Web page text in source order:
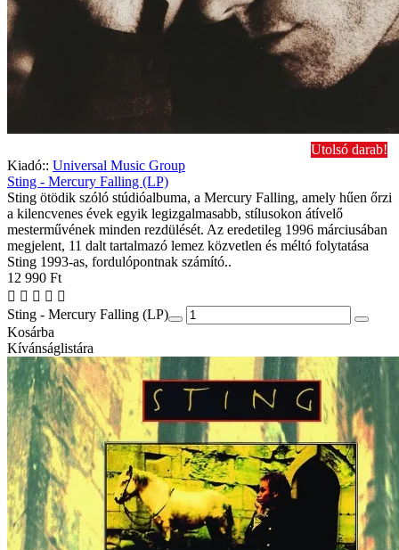
Utolsó darab!
Kiadó:: Universal Music Group
Sting - Mercury Falling (LP)
Sting ötödik szóló stúdióalbuma, a Mercury Falling, amely hűen őrzi
a kilencvenes évek egyik legizgalmasabb, stílusokon átívelő
mesterművének minden rezdülését. Az eredetileg 1996 márciusában
megjelent, 11 dalt tartalmazó lemez közvetlen és méltó folytatása
Sting 1993-as, fordulópontnak számító..
12 990 Ft
Sting - Mercury Falling (LP)
Kosárba
Kívánságlistára